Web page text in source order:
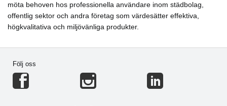
möta behoven hos professionella användare inom städbolag,
offentlig sektor och andra företag som värdesätter effektiva,
högkvalitativa och miljövänliga produkter.
Följ oss